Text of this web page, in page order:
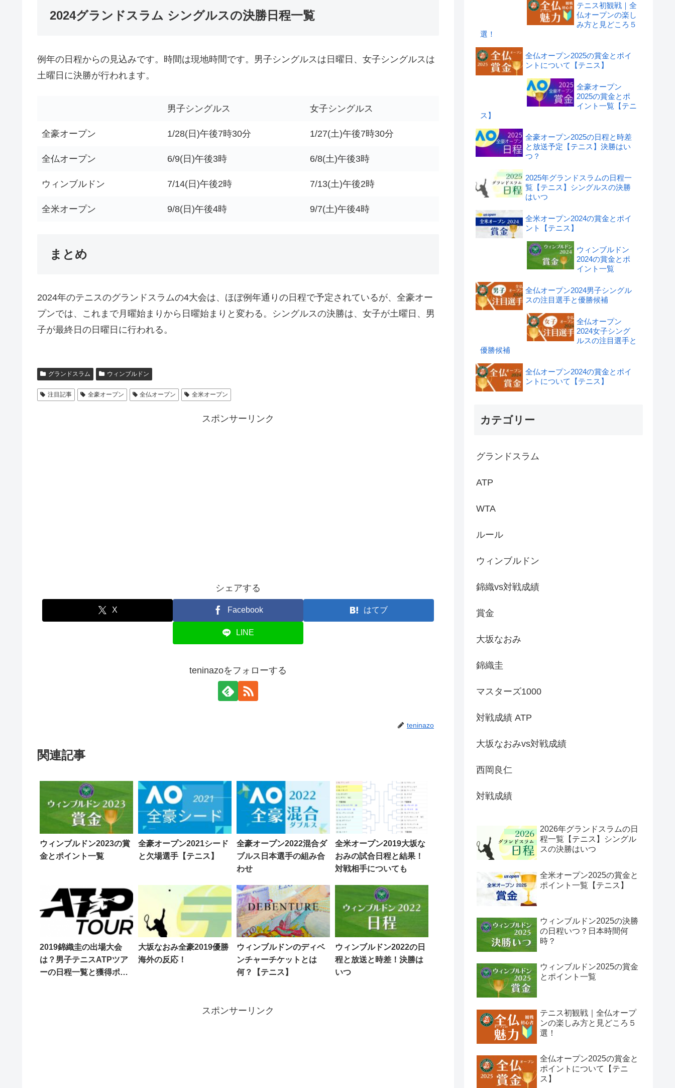
2024グランドスラム シングルスの決勝日程一覧
例年の日程からの見込みです。時間は現地時間です。男子シングルスは日曜日、女子シングルスは
土曜日に決勝が行われます。
男子シングルス 女子シングルス
全豪オープン 1/28(日)午後7時30分 1/27(土)午後7時30分
全仏オープン 6/9(日)午後3時 6/8(土)午後3時
ウィンブルドン 7/14(日)午後2時 7/13(土)午後2時
全米オープン 9/8(日)午後4時 9/7(土)午後4時
まとめ
2024年のテニスのグランドスラムの4大会は、ほぼ例年通りの日程で予定されているが、全豪オー
プンでは、これまで月曜始まりから日曜始まりと変わる。シングルスの決勝は、女子が土曜日、男
子が最終日の日曜日に行われる。
グランドスラム ウィンブルドン
注目記事 全豪オープン 全仏オープン 全米オープン
スポンサーリンク
シェアする
X Facebook はてブ
LINE
teninazoをフォローする
teninazo
関連記事
ウィンブルドン2023の賞
金とポイント一覧
全豪オープン2021シード
と欠場選手【テニス】
全豪オープン2022混合ダ
ブルス日本選手の組み合
わせ
全米オープン2019大坂な
おみの試合日程と結果！
対戦相手についても
2019錦織圭の出場大会
は？男子テニスATPツア
ーの日程一覧と獲得ポイ
大坂なおみ全豪2019優勝
海外の反応！
ウィンブルドンのディベ
ンチャーチケットとは
何？【テニス】
ウィンブルドン2022の日
程と放送と時差！決勝は
いつ
スポンサーリンク
テニス初観戦｜全
仏オープンの楽し
み方と見どころ５
選！
全仏オープン2025の賞金とポイ
ントについて【テニス】
全豪オープン
2025の賞金とポ
イント一覧【テニ
ス】
全豪オープン2025の日程と時差
と放送予定【テニス】決勝はい
つ？
2025年グランドスラムの日程一
覧【テニス】シングルスの決勝
はいつ
全米オープン2024の賞金とポイ
ント【テニス】
ウィンブルドン
2024の賞金とポ
イント一覧
全仏オープン2024男子シングル
スの注目選手と優勝候補
全仏オープン
2024女子シング
ルスの注目選手と
優勝候補
全仏オープン2024の賞金とポイ
ントについて【テニス】
カテゴリー
グランドスラム
ATP
WTA
ルール
ウィンブルドン
錦織vs対戦成績
賞金
大坂なおみ
錦織圭
マスターズ1000
対戦成績 ATP
大坂なおみvs対戦成績
西岡良仁
対戦成績
2026年グランドスラムの日
程一覧【テニス】シングル
スの決勝はいつ
全米オープン2025の賞金と
ポイント一覧【テニス】
ウィンブルドン2025の決勝
の日程いつ？日本時間何
時？
ウィンブルドン2025の賞金
とポイント一覧
テニス初観戦｜全仏オープ
ンの楽しみ方と見どころ５
選！
全仏オープン2025の賞金と
ポイントについて【テニ
ス】